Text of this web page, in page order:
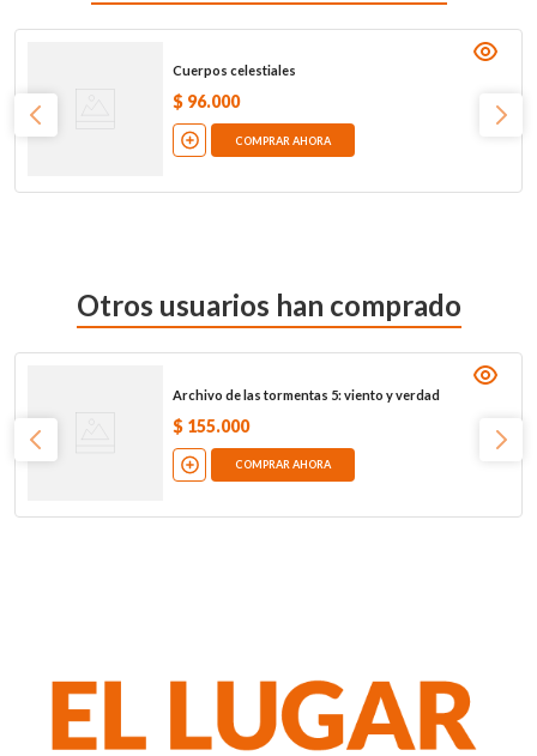
Cuerpos celestiales
$ 96.000
COMPRAR AHORA
Otros usuarios han comprado
Archivo de las tormentas 5: viento y verdad
$ 155.000
COMPRAR AHORA